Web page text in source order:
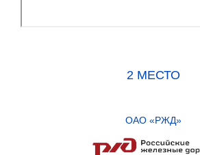
2 МЕСТО
ОАО «РЖД»